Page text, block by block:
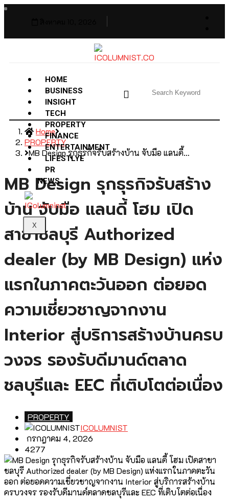
HOME
BUSINESS
INSIGHT
TECH
PROPERTY
FINANCE
ENTERTAINMENT
LIFESTLYE
PR
NEWS
X
Home
PROPERTY
MB Design รุกธุรกิจรับสร้างบ้าน จับมือ แลนดี้…
MB Design รุกธุรกิจรับสร้าง
บ้าน จับมือ แลนดี้ โฮม เปิด
สาขาชลบุรี Authorized
dealer (by MB Design) แห่ง
แรกในภาคตะวันออก ต่อยอด
ความเชี่ยวชาญจากงาน
Interior สู่บริการสร้างบ้านครบ
วงจร รองรับดีมานด์ตลาด
ชลบุรีและ EEC ที่เติบโตต่อเนื่อง
PROPERTY
ICOLUMNIST
กรกฎาคม 4, 2026
4277